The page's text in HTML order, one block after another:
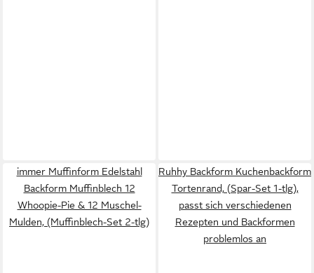
immer Muffinform Edelstahl
Backform Muffinblech 12
Whoopie-Pie & 12 Muschel-
Mulden, (Muffinblech-Set 2-tlg)
Ruhhy Backform Kuchenbackform
Tortenrand, (Spar-Set 1-tlg),
passt sich verschiedenen
Rezepten und Backformen
problemlos an